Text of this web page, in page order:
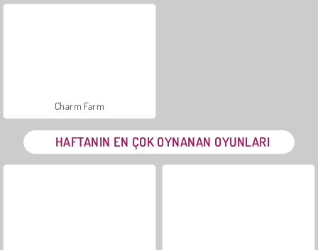
Charm Farm
HAFTANIN EN ÇOK OYNANAN OYUNLARI